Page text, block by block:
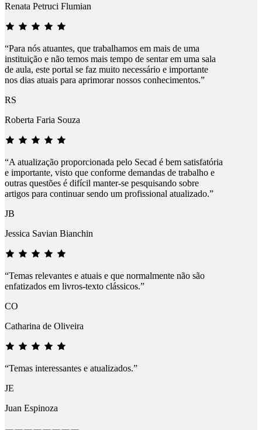
Renata Petruci Flumian
“Para nós atuantes, que trabalhamos em mais de uma
instituição e não temos mais tempo de sentar em uma sala
de aula, este portal se faz muito necessário e importante
nos dias atuais para aprimorar nossos conhecimentos.”
RS
Roberta Faria Souza
“A atualização proporcionada pelo Secad é bem satisfatória
e importante, visto que conforme demandas de trabalho e
outras questões é difícil manter-se pesquisando sobre
artigos para continuar sendo um profissional atualizado.”
JB
Jessica Savian Bianchin
“Temas relevantes e atuais e que normalmente não são
enfatizados em livros-texto clássicos.”
CO
Catharina de Oliveira
“Temas interessantes e atualizados.”
JE
Juan Espinoza